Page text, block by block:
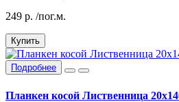
249 р. /пог.м.
Купить
Подробнее
Планкен косой Лиственница